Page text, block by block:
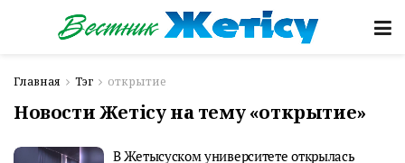
Главная Тэг открытие
Новости Жетісу на тему «открытие»
В Жетысуском университете открылась